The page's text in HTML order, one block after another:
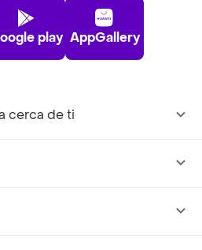
play AppGallery
cerca de ti